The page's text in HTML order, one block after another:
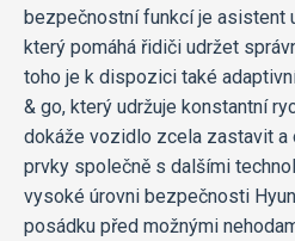
bezpečnostní funkcí je asistent
který pomáhá řidiči udržet
toho je k dispozici také
& go, který udržuje konstantní
dokáže vozidlo zcela zastavit a
prvky společně s dalšími
vysoké úrovni bezpečnosti
posádku před možnými